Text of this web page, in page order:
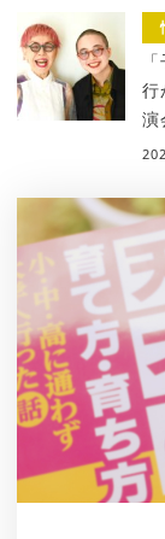
行
演